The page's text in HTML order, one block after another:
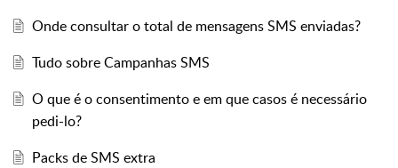
Onde consultar o total de mensagens SMS enviadas?
Tudo sobre Campanhas SMS
O que é o consentimento e em que casos é necessário
pedi-lo?
Packs de SMS extra